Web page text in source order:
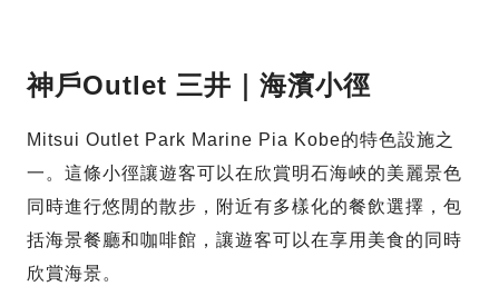
神戶Outlet 三井｜海濱小徑
Mitsui Outlet Park Marine Pia Kobe的特色設施之
一。這條小徑讓遊客可以在欣賞明石海峽的美麗景色
同時進行悠閒的散步，附近有多樣化的餐飲選擇，包
括海景餐廳和咖啡館，讓遊客可以在享用美食的同時
欣賞海景。